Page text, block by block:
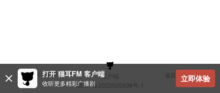
建议与反馈 客户端
返回顶部
冀ICP备2022025898号-1
打开 猫耳FM 客户端
收听更多精彩广播剧 立即体验